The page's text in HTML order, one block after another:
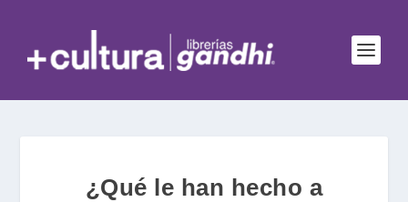
¿Qué le han hecho a